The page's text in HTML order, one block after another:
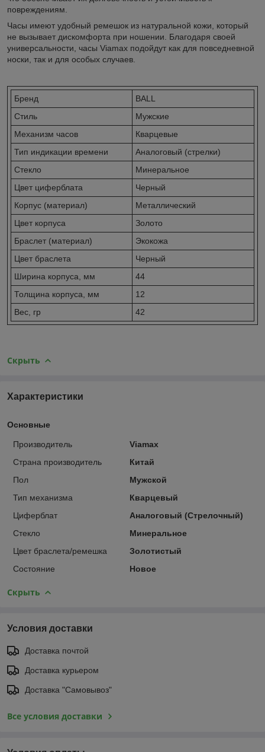
повреждениям.
Часы имеют удобный ремешок из натуральной кожи, который
не вызывает дискомфорта при ношении. Благодаря своей
универсальности, часы Viamax подойдут как для повседневной
носки, так и для особых случаев.
Бренд
BALL
Стиль
Мужские
Механизм часов
Кварцевые
Тип индикации времени
Аналоговый (стрелки)
Стекло
Минеральное
Цвет циферблата
Черный
Корпус (материал)
Металлический
Цвет корпуса
Золото
Браслет (материал)
Экокожа
Цвет браслета
Черный
Ширина корпуса, мм
44
Толщина корпуса, мм
12
Вес, гр
42
Скрыть
Характеристики
Основные
Производитель
Viamax
Страна производитель
Китай
Пол
Мужской
Тип механизма
Кварцевый
Циферблат
Аналоговый (Стрелочный)
Стекло
Минеральное
Цвет браслета/ремешка
Золотистый
Состояние
Новое
Скрыть
Условия доставки
Доставка почтой
Доставка курьером
Доставка "Самовывоз"
Все условия доставки